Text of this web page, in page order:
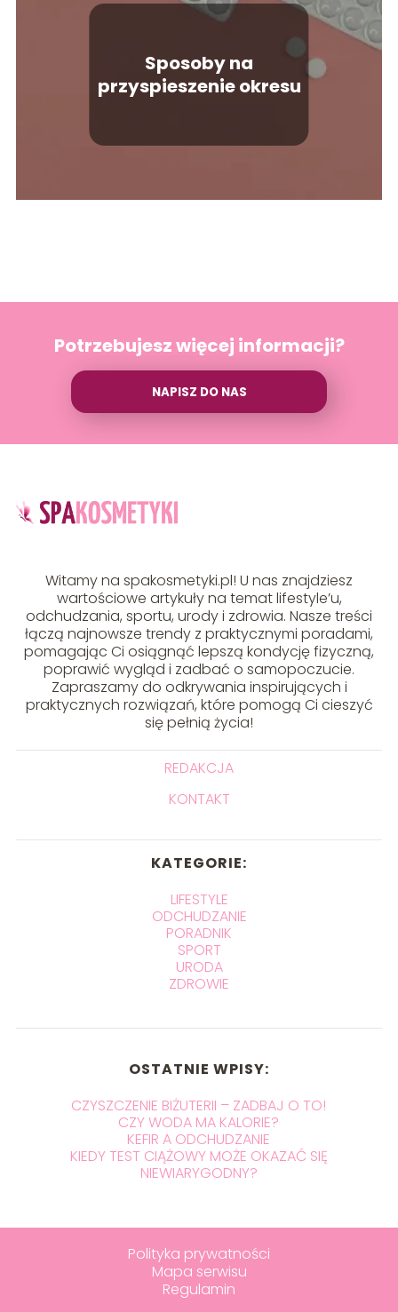
Sposoby na
przyspieszenie okresu
Potrzebujesz więcej informacji?
NAPISZ DO NAS
Witamy na spakosmetyki.pl! U nas znajdziesz
wartościowe artykuły na temat lifestyle’u,
odchudzania, sportu, urody i zdrowia. Nasze treści
łączą najnowsze trendy z praktycznymi poradami,
pomagając Ci osiągnąć lepszą kondycję fizyczną,
poprawić wygląd i zadbać o samopoczucie.
Zapraszamy do odkrywania inspirujących i
praktycznych rozwiązań, które pomogą Ci cieszyć
się pełnią życia!
REDAKCJA
KONTAKT
KATEGORIE:
LIFESTYLE
ODCHUDZANIE
PORADNIK
SPORT
URODA
ZDROWIE
OSTATNIE WPISY:
CZYSZCZENIE BIŻUTERII – ZADBAJ O TO!
CZY WODA MA KALORIE?
KEFIR A ODCHUDZANIE
KIEDY TEST CIĄŻOWY MOŻE OKAZAĆ SIĘ
NIEWIARYGODNY?
Polityka prywatności
Mapa serwisu
Regulamin